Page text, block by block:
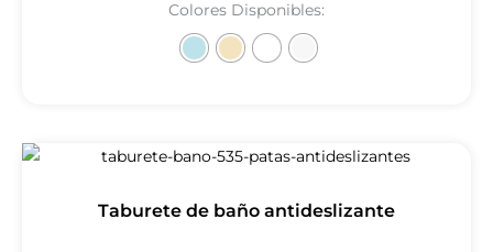
Colores Disponibles:
Taburete de baño antideslizante